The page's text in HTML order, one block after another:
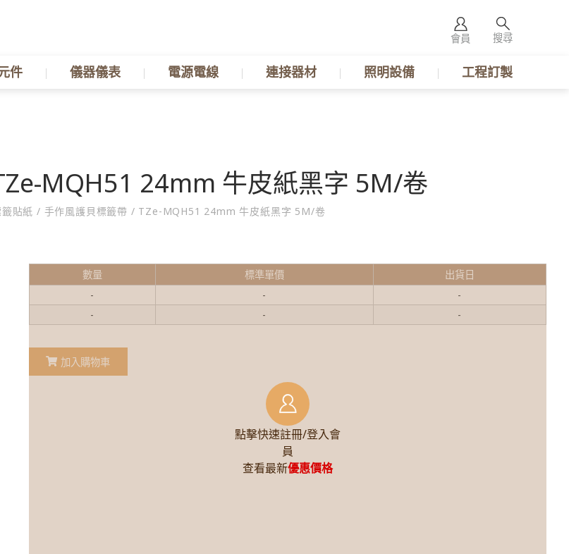
會員 搜尋
件 儀器儀表 電源電線 連接器材 照明設備 工程訂製
MQH51 24mm 牛皮紙黑字 5M/卷
貼紙 / 手作風護貝標籤帶 / TZe-MQH51 24mm 牛皮紙黑字 5M/卷
點擊快速註冊/登入會
員
查看最新優惠價格
數量 標準單價
出貨日
-
-
-
-
- -
加入購物車